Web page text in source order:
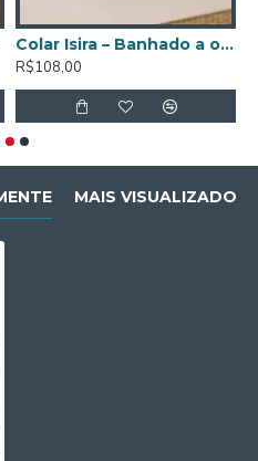
Colar Isira – Banhado a ouro de 18K
R$108,00
MAIS VISUALIZADOS